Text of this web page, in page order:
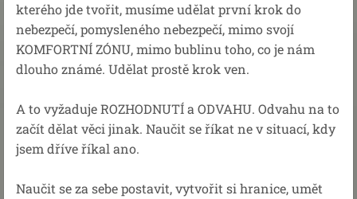
kterého jde tvořit, musíme udělat první krok do
nebezpečí, pomysleného nebezpečí, mimo svojí
KOMFORTNÍ ZÓNU, mimo bublinu toho, co je nám
dlouho známé. Udělat prostě krok ven.
A to vyžaduje ROZHODNUTÍ a ODVAHU. Odvahu na to
začít dělat věci jinak. Naučit se říkat ne v situací, kdy
jsem dříve říkal ano.
Naučit se za sebe postavit, vytvořit si hranice, umět